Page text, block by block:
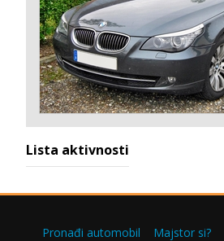
Lista aktivnosti
Pronađi automobil Majstor si?